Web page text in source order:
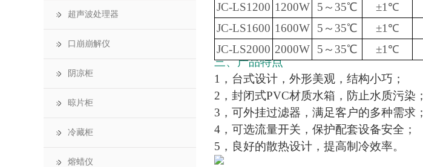
JC-LS1200 1200W 5～35℃ ±1℃
JC-LS1600 1600W 5～35℃ ±1℃
JC-LS2000 2000W 5～35℃ ±1℃
三、产品特点
1，台式设计，外形美观，结构小巧；
2，封闭式PVC材质水箱，防止水质污染；
3，可外挂过滤器，满足客户的多种需求；
4，可选流量开关，保护配套设备安全；
5，良好的散热设计，提高制冷效率。
超声波处理器
口崩崩解仪
阴凉柜
晾片柜
冷藏柜
熔蜡仪